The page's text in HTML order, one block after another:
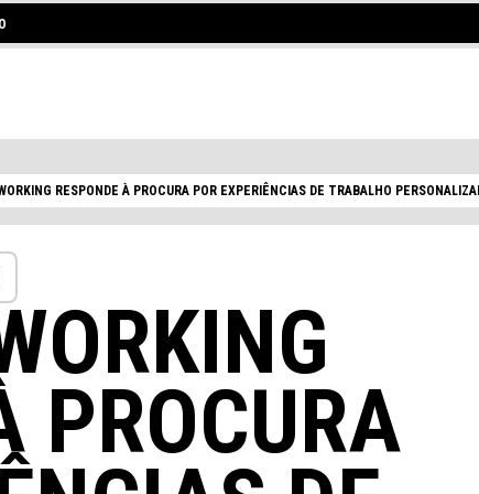
RESPONDE À PROCURA POR EXPERIÊNCIAS DE TRABALHO
PROCURA
OU UM ESCRITÓRIO